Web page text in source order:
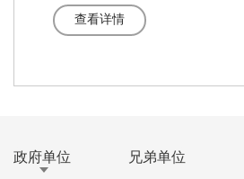
查看详情
政府单位 兄弟单位